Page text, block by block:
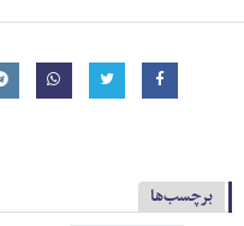
برچسب‌ها